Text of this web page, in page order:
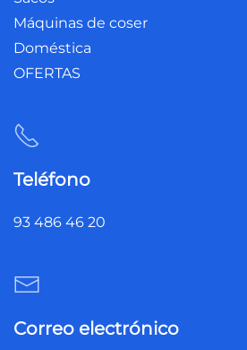
Máquinas de coser
Doméstica
OFERTAS
Teléfono
93 486 46 20
Correo electrónico